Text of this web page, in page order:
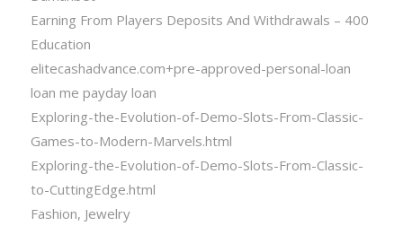
Earning From Players Deposits And Withdrawals – 400
Education
elitecashadvance.com+pre-approved-personal-loan
loan me payday loan
Exploring-the-Evolution-of-Demo-Slots-From-Classic-
Games-to-Modern-Marvels.html
Exploring-the-Evolution-of-Demo-Slots-From-Classic-
to-CuttingEdge.html
Fashion, Jewelry